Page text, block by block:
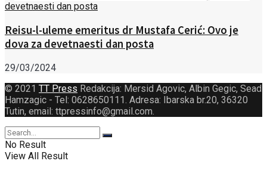
Reisu-l-uleme emeritus dr Mustafa Cerić: Ovo je
dova za devetnaesti dan posta
29/03/2024
© 2021 TT Press Redakcija: Mersid Agovic, Albin Gegic, Sead
Hamzagic - Tel: 0628650111. Adresa: Ibarska br.20, 36320
Tutin, email: ttpressinfo@gmail.com.
No Result
View All Result